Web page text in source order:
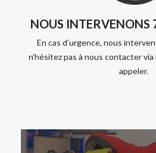
NOUS
En cas d’urgence, nous
n’hésitez pas à nous contacter
appeler.